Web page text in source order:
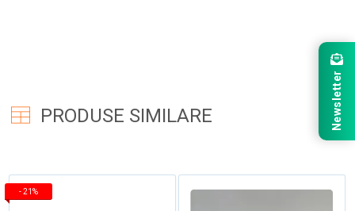
PRODUSE SIMILARE
- 21%
Newsletter